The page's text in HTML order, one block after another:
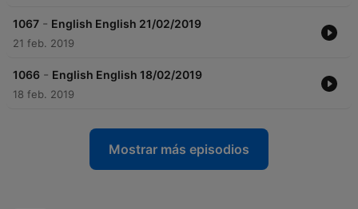
1067 - English English 21/02/2019
21 feb. 2019
1066 - English English 18/02/2019
18 feb. 2019
Mostrar más episodios